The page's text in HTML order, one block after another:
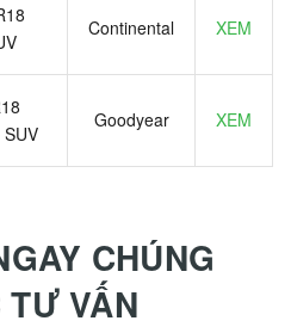
Continental XEM
Goodyear XEM
CHÚNG
VẤN